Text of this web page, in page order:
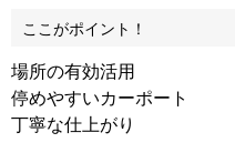
ここがポイント！
場所の有効活用
停めやすいカーポート
丁寧な仕上がり